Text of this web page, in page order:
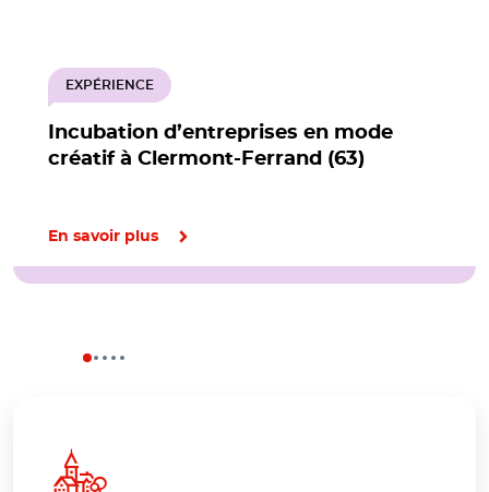
Incubation d’entreprises en mode
créatif à Clermont-Ferrand (63)
EXPÉRIENCE
En savoir plus